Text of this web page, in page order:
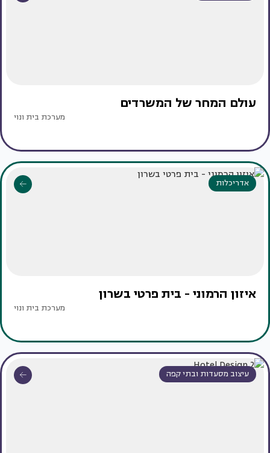
עולם המחר של המשרדים
מערכת בית ונוי
אדריכלות
איזון הרמוני - בית פרטי בשרון
מערכת בית ונוי
עיצוב מסעדות ובתי קפה